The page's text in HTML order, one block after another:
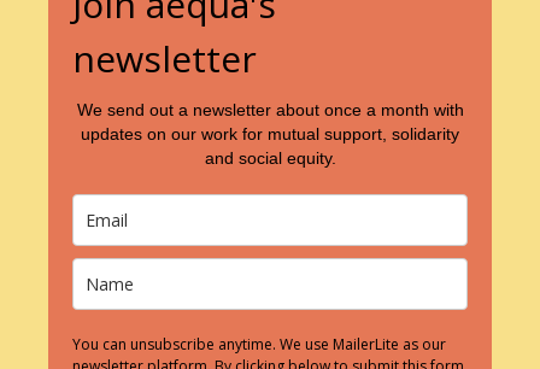
o
newsletter
We send out a newsletter about once a month with
updates on our work for mutual support, solidarity
and social equity.
You can unsubscribe anytime. We use MailerLite as our